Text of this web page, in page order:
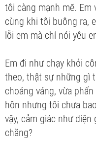
tôi càng mạnh mẽ. Em
cùng khi tôi buông ra,
lỗi em mà chỉ nói yêu
Em đi như chạy khỏi
theo, thật sự những gì
choáng váng, vừa
hôn nhưng tôi chưa
vậy, cảm giác như
chăng?